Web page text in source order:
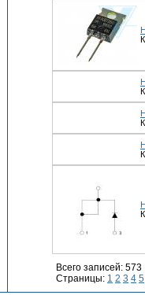
Всего записей: 573
Страницы: 1 2 3 4 5